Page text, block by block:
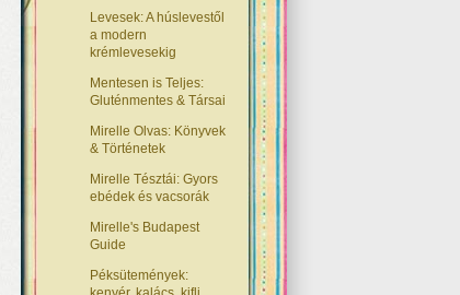
Levesek: A húslevestől
a modern
krémlevesekig
Mentesen is Teljes:
Gluténmentes & Társai
Mirelle Olvas: Könyvek
& Történetek
Mirelle Tésztái: Gyors
ebédek és vacsorák
Mirelle's Budapest
Guide
Péksütemények: